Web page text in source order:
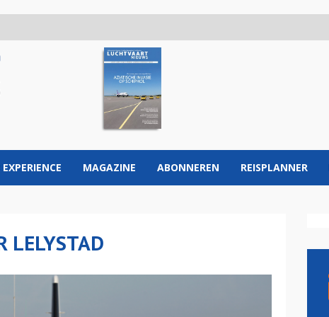
EXPERIENCE MAGAZINE ABONNEREN REISPLANNER
LELYSTAD